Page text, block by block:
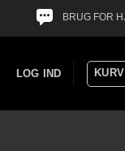
BRUG FOR
LOG IND